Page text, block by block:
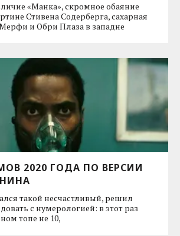
«Манка», скромное обаяние
Стивена Содерберга, сахарная
Мерфи и Обри Плаза в западне
2020 ГОДА ПО ВЕРСИИ
такой несчастливый, решил
с нумерологией: в этот раз
топе не 10,